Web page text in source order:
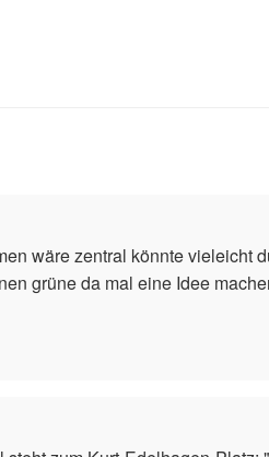
wäre zentral könnte vieleicht
grüne da mal eine Idee